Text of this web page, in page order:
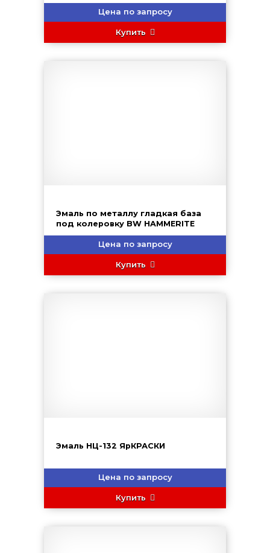
Цена по запросу
Купить
Эмаль по металлу гладкая база
под колеровку BW HAMMERITE
Цена по запросу
Купить
Эмаль НЦ-132 ЯрКРАСКИ
Цена по запросу
Купить